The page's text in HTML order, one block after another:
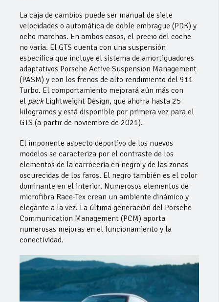
La caja de cambios puede ser manual de siete
velocidades o automática de doble embrague (PDK) y
ocho marchas. En ambos casos, el precio del coche
no varía. El GTS cuenta con una suspensión
específica que incluye el sistema de amortiguadores
adaptativos Porsche Active Suspension Management
(PASM) y con los frenos de alto rendimiento del 911
Turbo. El comportamiento mejorará aún más con
el packLightweight Design, que ahorra hasta 25
kilogramos y está disponible por primera vez para el
GTS (a partir de noviembre de 2021).
El imponente aspecto deportivo de los nuevos
modelos se caracteriza por el contraste de los
elementos de la carrocería en negro y de las zonas
oscurecidas de los faros. El negro también es el color
dominante en el interior. Numerosos elementos de
microfibra Race-Tex crean un ambiente dinámico y
elegante a la vez. La última generación del Porsche
Communication Management (PCM) aporta
numerosas mejoras en el funcionamiento y la
conectividad.